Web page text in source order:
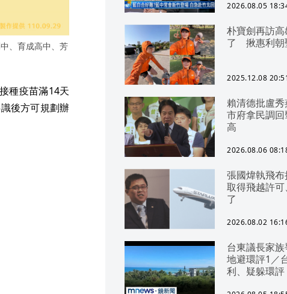
、育成高中、芳
種疫苗滿14天
後方可規劃辦
2026.08.05
朴寶劍再訪
了 揪惠利朝
2025.12.08
賴清德批盧
市府拿民調
高
2026.08.06
張國煒執飛
取得飛越許
了
2026.08.02
台東議長家
地避環評1／
利、疑躲環